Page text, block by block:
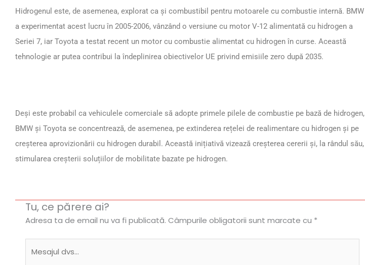
Hidrogenul este, de asemenea, explorat ca și combustibil pentru motoarele cu combustie internă. BMW
a experimentat acest lucru în 2005-2006, vânzând o versiune cu motor V-12 alimentată cu hidrogen a
Seriei 7, iar Toyota a testat recent un motor cu combustie alimentat cu hidrogen în curse. Această
tehnologie ar putea contribui la îndeplinirea obiectivelor UE privind emisiile zero după 2035.
Deși este probabil ca vehiculele comerciale să adopte primele pilele de combustie pe bază de hidrogen,
BMW și Toyota se concentrează, de asemenea, pe extinderea rețelei de realimentare cu hidrogen și pe
creșterea aprovizionării cu hidrogen durabil. Această inițiativă vizează creșterea cererii și, la rândul său,
stimularea creșterii soluțiilor de mobilitate bazate pe hidrogen.
Tu, ce părere ai?
Adresa ta de email nu va fi publicată. Câmpurile obligatorii sunt marcate cu *